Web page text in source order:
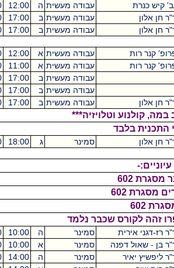
עבודה מעשית ה 12:00
14:00
121
עבודה מעשית ב 17:00
20:00
209
עבודה מעשית ב 17:00
20:00
209
עבודה מעשית א 12:00
15:00 ב206
עבודה מעשית א 11:00
14:00 ב206
עבודה מעשית ב 17:00
20:00
317
עבודה מעשית ב 17:00
20:00
318
עבודה מעשית ב 17:00
20:00
וטלויזיה***
סמינר ג 18:00
20:00
213
שכבר נלמד
סמינר ה 10:00
14:00
201
סמינר א 10:00
14:00 א117
סמינר ה 14:00
18:00 ג206